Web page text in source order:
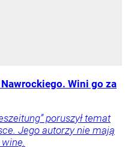
Wini go za
poruszył temat
Jego autorzy nie mają